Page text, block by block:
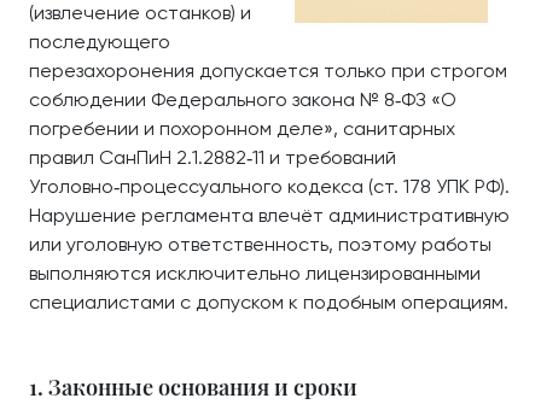
(извлечение останков) и
последующего
перезахоронения допускается только при строгом
соблюдении Федерального закона № 8‑ФЗ «О
погребении и похоронном деле», санитарных
правил СанПиН 2.1.2882‑11 и требований
Уголовно‑процессуального кодекса (ст. 178 УПК РФ).
Нарушение регламента влечёт административную
или уголовную ответственность, поэтому работы
выполняются исключительно лицензированными
специалистами с допуском к подобным операциям.
1. Законные основания и сроки